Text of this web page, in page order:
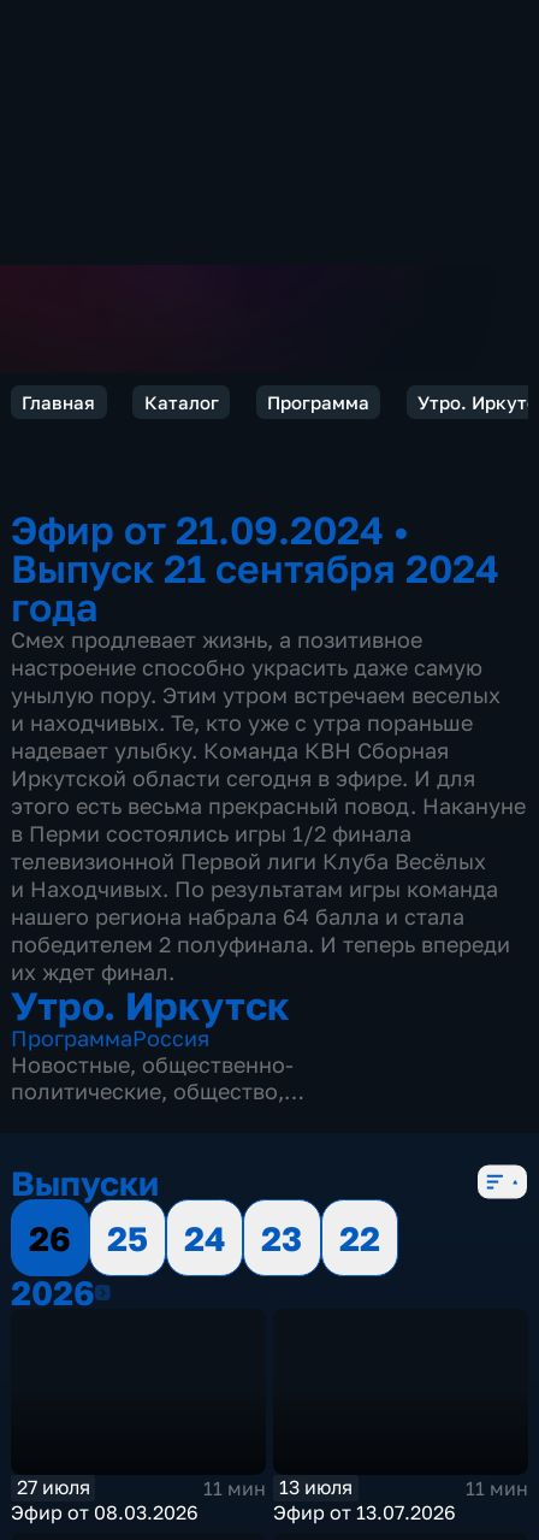
Главная Каталог Программа Утро.
Эфир от 21.09.2024 •
Выпуск 21 сентября 2024
года
Смех продлевает жизнь, а позитивное
настроение способно украсить даже самую
унылую пору. Этим утром встречаем веселых
и находчивых. Те, кто уже с утра пораньше
надевает улыбку. Команда КВН Сборная
Иркутской области сегодня в эфире. И для
этого есть весьма прекрасный повод. Накануне
в Перми состоялись игры 1/2 финала
телевизионной Первой лиги Клуба Весёлых
и Находчивых. По результатам игры команда
нашего региона набрала 64 балла и стала
победителем 2 полуфинала. И теперь впереди
их ждет финал.
Утро. Иркутск
ПрограммаРоссия
Новостные, общественно-
политические, общество,
5 сезонов, 821 выпуск
Выпуски
26
25 24 23
22
20262026
27 июля
11 мин
Эфир от 08.03.2026
13 июля
11 мин
Эфир от 13.07.2026